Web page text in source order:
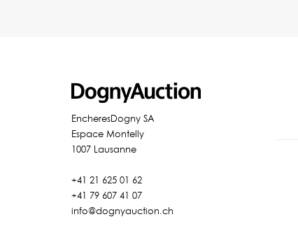
EncheresDogny SA
Espace Montelly
1007 Lausanne
+41 21 625 01 62
+41 79 607 41 07
info@dognyauction.ch